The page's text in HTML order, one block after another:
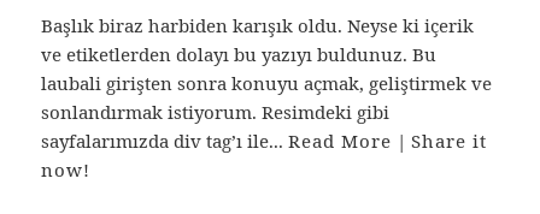
Başlık biraz harbiden karışık oldu. Neyse ki içerik
ve etiketlerden dolayı bu yazıyı buldunuz. Bu
laubali girişten sonra konuyu açmak, geliştirmek ve
sonlandırmak istiyorum. Resimdeki gibi
sayfalarımızda div tag’ı ile...Read More |Share it
now!